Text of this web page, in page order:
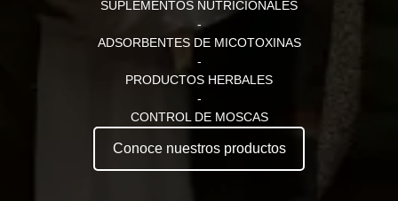
SUPLEMENTOS NUTRICIONALES
-
ADSORBENTES DE MICOTOXINAS
-
PRODUCTOS HERBALES
-
CONTROL DE MOSCAS
Conoce nuestros productos